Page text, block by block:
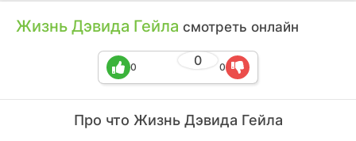
Жизнь Дэвида Гейла смотреть онлайн
0
0 0
Про что Жизнь Дэвида Гейла